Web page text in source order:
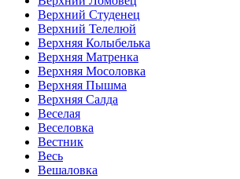
Верхний Студенец
Верхний Телелюй
Верхняя Колыбелька
Верхняя Матренка
Верхняя Мосоловка
Верхняя Пышма
Верхняя Салда
Веселая
Веселовка
Вестник
Весь
Вешаловка